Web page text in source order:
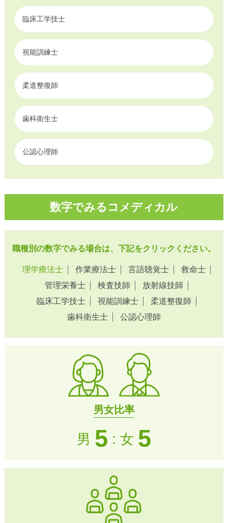
臨床工学技士
視能訓練士
柔道整復師
歯科衛生士
公認心理師
数字でみるコメディカル
職種別の数字でみる場合は、下記をクリックください。
理学療法士 作業療法士 言語聴覚士
救命士
管理栄養士
検査技師
放射線技師
臨床工学技士
視能訓練士
柔道整復師
歯科衛生士
公認心理師
男女比率
男 5 : 女 5